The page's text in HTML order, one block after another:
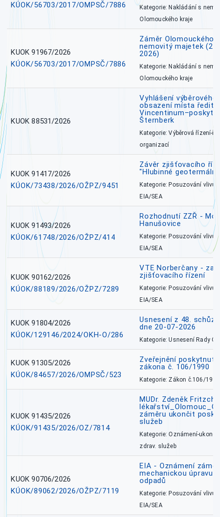
KÚOK/56703/2017/OMPSČ/7886
Kategorie: Nakládání s
Olomouckého kraje
KUOK 91967/2026
KÚOK/56703/2017/OMPSČ/7886
Záměr Olomouckého
nemovitý majetek
2026)
Kategorie: Nakládání s
Olomouckého kraje
KUOK 88531/2026
Vyhlášení výběrového
obsazení místa
Šternberk
Kategorie: Výběrová řízení-
organizací
KUOK 91417/2026
KÚOK/73438/2026/OŽPZ/9451
Závěr zjišťovacího
"Hlubinné
Kategorie: Posuzování vlivů
EIA/SEA
KUOK 91493/2026
KÚOK/61748/2026/OŽPZ/414
Rozhodnutí ZZŘ -
Hanušovice
Kategorie: Posuzování vlivů
EIA/SEA
KUOK 90162/2026
KÚOK/88189/2026/OŽPZ/7289
VTE Norberčany -
zjišťovacího řízení
Kategorie: Posuzování vlivů
EIA/SEA
KUOK 91804/2026
KÚOK/129146/2024/OKH-O/286
Usnesení z 48.
dne 20-07-2026
Kategorie: Usnesení Rady
KUOK 91305/2026
KÚOK/84657/2026/OMPSČ/523
Zveřejnění poskytnutí
zákona č. 106/1990
Kategorie: Zákon č.106/1999
KUOK 91435/2026
KÚOK/91435/2026/OZ/7814
MUDr. Zdeněk
záměru ukončit
služeb
Kategorie: Oznámení-
zdrav. služeb
KUOK 90706/2026
KÚOK/89062/2026/OŽPZ/7119
EIA - Oznámení
mechanickou úpravu
odpadů
Kategorie: Posuzování vlivů
EIA/SEA